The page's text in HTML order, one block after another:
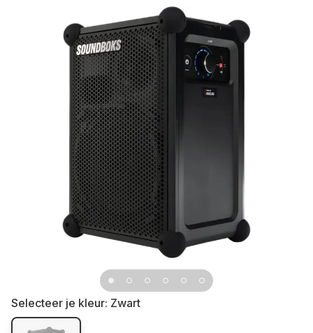
Selecteer je kleur: Zwart